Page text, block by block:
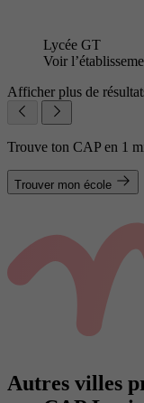
Lycée GT
Voir
Afficher plus de
Trouve ton CAP en 1
Trouver mon école
Autres villes